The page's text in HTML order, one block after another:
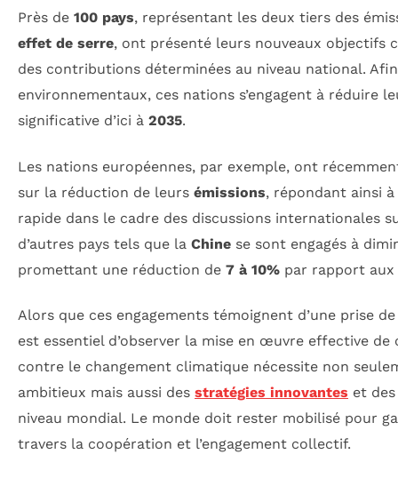
Près de 100 pays, représentant les deux tiers des
effet de serre, ont présenté leurs nouveaux objectifs
des contributions déterminées au niveau national.
environnementaux, ces nations s’engagent à réduire
significative d’ici à 2035.
Les nations européennes, par exemple, ont
sur la réduction de leurs émissions, répondant ainsi
rapide dans le cadre des discussions internationales
d’autres pays tels que la Chine se sont engagés à
promettant une réduction de 7 à 10% par rapport aux
Alors que ces engagements témoignent d’une prise
est essentiel d’observer la mise en œuvre effective
contre le changement climatique nécessite non
ambitieux mais aussi des stratégies innovantes et
niveau mondial. Le monde doit rester mobilisé pour
travers la coopération et l’engagement collectif.